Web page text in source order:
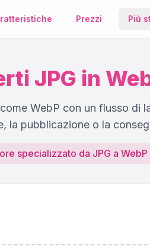
Prezzi Più
JPG in
WebP con un flusso di
la pubblicazione o la
specializzato da JPG a WebP